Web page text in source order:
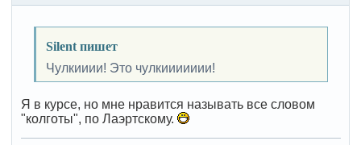
Silent пишет
Чулкииии! Это чулкиииииии!
Я в курсе, но мне нравится называть все словом
"колготы", по Лаэртскому.